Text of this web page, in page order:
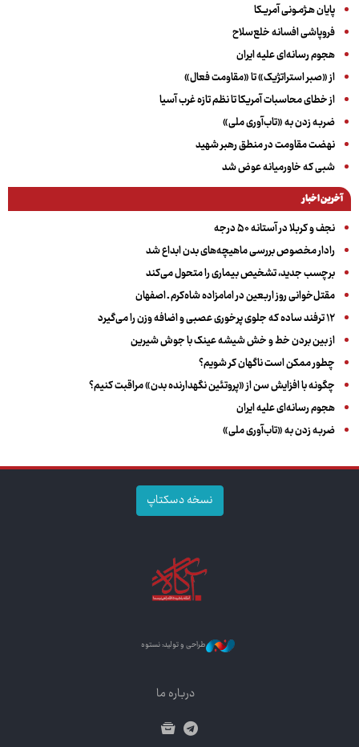
پایان هـژمـونی آمریـکا
فروپاشی افسانه خلع‌سلاح
هجوم رسانه‌ای علیه ایران
از «صبر استراتژیک» تا «مقاومت فعال»
از خطای محاسبات آمریکا تا نظم تازه غرب آسیا
ضربه زدن به «تاب‌آوری ملی»
نهضت مقاومت در منطق رهبر شهید
شبی که خاورمیانه عوض شد
آخرین اخبار
نجف و کربلا در آستانه ۵۰ درجه
رادار مخصوص بررسی ماهیچه‌های بدن ابداع شد
برچسب جدید، تشخیص بیماری را متحول می‌کند
مقتل‌خوانی روز اربعین در امامزاده شاه‌کرم ـ اصفهان
۱۲ ترفند ساده که جلوی پرخوری عصبی و اضافه ‌وزن را می‌گیرد
از بین بردن خط و خش شیشه عینک با جوش شیرین
چطور ممکن است ناگهان کر شویم؟
چگونه با افزایش سن از «پروتئین نگهدارنده بدن» مراقبت کنیم؟
هجوم رسانه‌ای علیه ایران
ضربه زدن به «تاب‌آوری ملی»
نسخه دسکتاپ
طراحی و تولید: نستوه
درباره ما